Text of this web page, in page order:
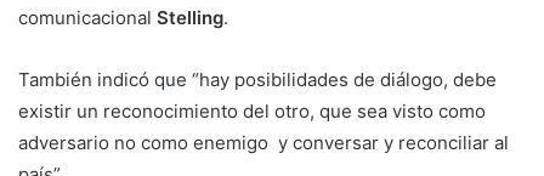
comunicacional Stelling.
También indicó que “hay posibilidades de diálogo, debe
existir un reconocimiento del otro, que sea visto como
adversario no como enemigo y conversar y reconciliar al